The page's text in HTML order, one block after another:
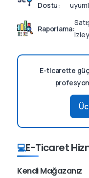
Dostu:
Raporlama:
E-ticarette
💻E-Ticaret
Kendi Mağazanız